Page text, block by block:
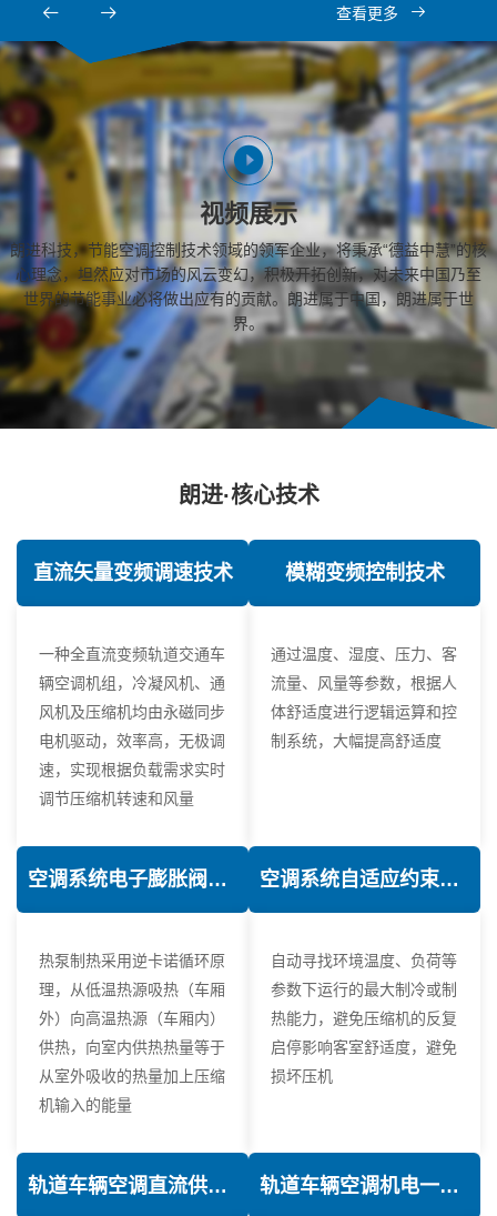
查看更多
视频展示
朗进科技，节能空调控制技术领域的领军企业，将秉承“德益中慧”的核
心理念，坦然应对市场的风云变幻，积极开拓创新，对未来中国乃至
世界的节能事业必将做出应有的贡献。朗进属于中国，朗进属于世
界。
朗进·核心技术
直流矢量变频调速技术
一种全直流变频轨道交通车
辆空调机组，冷凝风机、通
风机及压缩机均由永磁同步
电机驱动，效率高，无极调
速，实现根据负载需求实时
调节压缩机转速和风量
模糊变频控制技术
通过温度、湿度、压力、客
流量、风量等参数，根据人
体舒适度进行逻辑运算和控
制系统，大幅提高舒适度
空调系统电子膨胀阀热力学优化技术
热泵制热采用逆卡诺循环原
理，从低温热源吸热（车厢
外）向高温热源（车厢内）
供热，向室内供热热量等于
从室外吸收的热量加上压缩
机输入的能量
空调系统自适应约束控制技术
自动寻找环境温度、负荷等
参数下运行的最大制冷或制
热能力，避免压缩机的反复
启停影响客室舒适度，避免
损坏压机
轨道车辆空调直流供电技术 轨道车辆空调机电一体化技术